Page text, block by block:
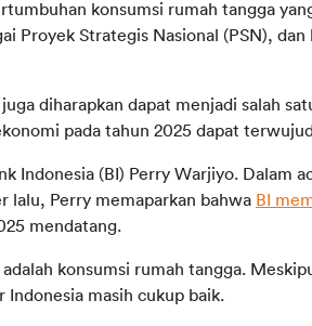
konsumsi rumah tangga
Proyek Strategis Nasional (PSN), dan
diharapkan dapat menjadi salah
pada tahun 2025 dapat
Indonesia (BI) Perry Warjiyo. Dalam
lalu, Perry memaparkan bahwa BI
mendatang.
konsumsi rumah tangga.
masih cukup baik.